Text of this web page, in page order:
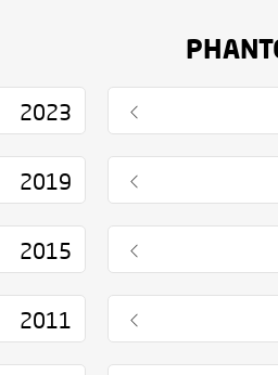
2023
2019
2015
2011